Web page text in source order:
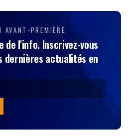
AVANT-PREMIÈRE
de l'info. Inscrivez-vous
dernières actualités en